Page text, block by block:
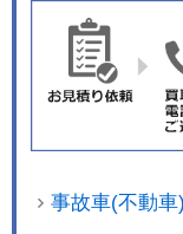
事故車(不動車